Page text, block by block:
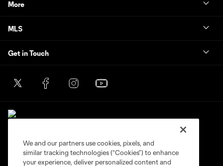
More
MLS
Get in Touch
Privacy Policy
We and our partners use cookies, pixels, and
similar tracking technologies (“Cookies”) to enhance
your experience, deliver personalized content and